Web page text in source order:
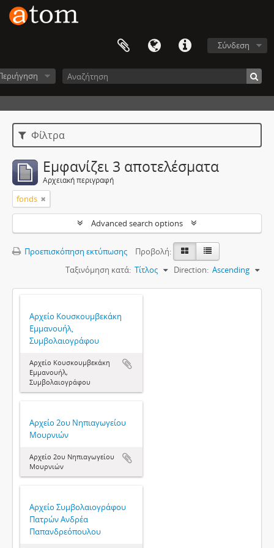
Σύνδεση
Φίλτρα
Εμφανίζει 3 αποτελέσματα
Αρχειακή περιγραφή
fonds
Advanced search options
Προεπισκόπηση εκτύπωσης
Προβολή:
Ταξινόμηση κατά: Τίτλος Direction: Ascending
Αρχείο Κουσκουμβεκάκη
Εμμανουήλ,
Συμβολαιογράφου
Αρχείο Κουσκουμβεκάκη
Εμμανουήλ,
Συμβολαιογράφου
Αρχείο 2ου Νηπιαγωγείου
Μουρνιών
Αρχείο 2ου Νηπιαγωγείου
Μουρνιών
Αρχείο Συμβολαιογράφου
Πατρών Ανδρέα
Παπανδρεόπουλου